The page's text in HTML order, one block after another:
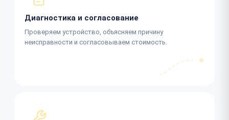
Диагностика и согласование
Проверяем устройство, объясняем причину
неисправности и согласовываем стоимость.